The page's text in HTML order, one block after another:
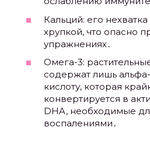
Кальций: его
хрупкой, что опасно
упражнениях․
Омега-3:
содержат лишь
кислоту, которая
конвертируется в
DHA, необходимые
воспалениями․